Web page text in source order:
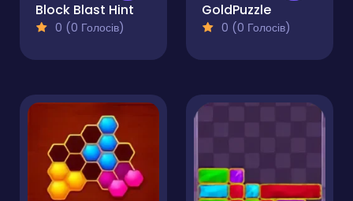
Block Blast Hint
0 (0 Голосів)
GoldPuzzle
0 (0 Голосів)